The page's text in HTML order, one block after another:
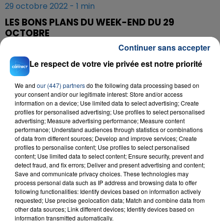
29 octobre 2022 - 1 min
LES BONS PLANS DU WEEK-END DU 29
OCTOBRE
Halloween est à l'honneur ce week-end !
TITRES DIFFUSÉS
1h53
1h53 1h50
1h50
Le respect de votre vie privée est notre priorité
We and our (447) partnersdo the following data processing based on
your consent and/or our legitimate interest: Store and/or access
information on a device; Use limited data to select advertising; Create
profiles for personalised advertising; Use profiles to select personalised
advertising; Measure advertising performance; Measure content
performance; Understand audiences through statistics or combinations
of data from different sources; Develop and improve services; Create
profiles to personalise content; Use profiles to select personalised
content; Use limited data to select content; Ensure security, prevent and
detect fraud, and fix errors; Deliver and present advertising and content;
Save and communicate privacy choices. These technologies may
process personal data such as IP address and browsing data to offer
following functionalities: Identify devices based on information actively
requested; Use precise geolocation data; Match and combine data from
other data sources; Link different devices; Identify devices based on
information transmitted automatically.
Continuer sans accepter